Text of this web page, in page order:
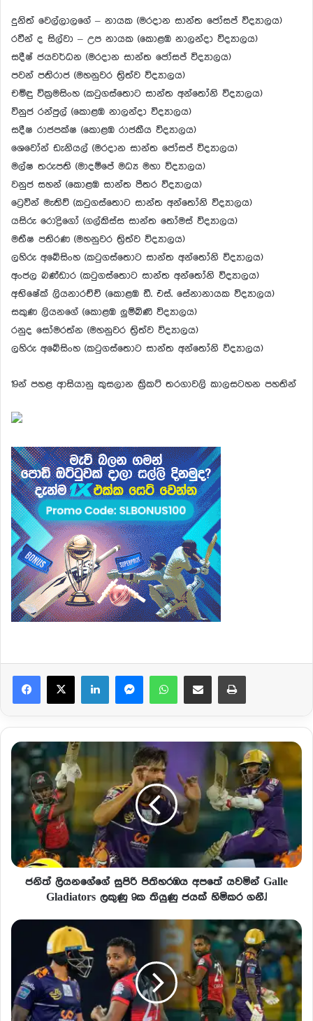
දුනිත් වෙල්ලාලගේ – නායක (මරදාන සාන්ත ජෝසප් විද්‍යාලය)
රවීන් ද සිල්වා – උප නායක (කොළඹ නාලන්දා විද්‍යාලය)
සදීෂ් ජයවර්ධන (මරදාන සාන්ත ජෝසප් විද්‍යාලය)
පවන් පතිරාජ (මහනුවර ත්‍රිත්ව විද්‍යාලය)
චමිඳු වික්‍රමසිංහ (කටුගස්තොට සාන්ත අන්තෝනි විද්‍යාලය)
විනුජ රන්පුල් (කොළඹ නාලන්දා විද්‍යාලය)
සදීෂ රාජපක්ෂ (කොළඹ රාජකීය විද්‍යාලය)
ශෙවෝන් ඩැනියල් (මරදාන සාන්ත ජෝසප් විද්‍යාලය)
මල්ෂ තරුපති (මාදම්පේ මධ්‍ය මහා විද්‍යාලය)
වනුජ සහන් (කොළඹ සාන්ත පීතර විද්‍යාලය)
ට්‍රෙවින් මැතිව් (කටුගස්තොට සාන්ත අන්තෝනි විද්‍යාලය)
යසිරු රොද්‍රිගෝ (ගල්කිස්ස සාන්ත තෝමස් විද්‍යාලය)
මතීෂ පතිරණ (මහනුවර ත්‍රිත්ව විද්‍යාලය)
ලහිරු අබේසිංහ (කටුගස්තොට සාන්ත අන්තෝනි විද්‍යාලය)
අංජල බණ්ඩාර (කටුගස්තොට සාන්ත අන්තෝනි විද්‍යාලය)
අභිෂේක් ලියනාරච්චි (කොළඹ ඩී. එස්. සේනානායක විද්‍යාලය)
සකුණ ලියනගේ (කොළඹ ලුම්බිණි විද්‍යාලය)
රනුද සෝමරත්න (මහනුවර ත්‍රිත්ව විද්‍යාලය)
ලහිරු අබේසිංහ (කටුගස්තොට සාන්ත අන්තෝනි විද්‍යාලය)
19න් පහළ ආසියානු කුසලාන ක්‍රිකට් තරගාවලි කාලසටහන පහතින්
ජනිත් ලියනගේගේ සුපිරි පිතිහරඹය අපතේ යවමින් Galle
Gladiators ලකුණු 9ක තියුණු ජයක් හිමිකර ගනී.!